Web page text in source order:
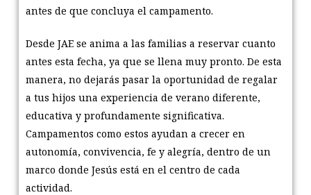
antes de que concluya el campamento.
Desde JAE se anima a las familias a reservar cuanto
antes esta fecha, ya que se llena muy pronto. De esta
manera, no dejarás pasar la oportunidad de regalar
a tus hijos una experiencia de verano diferente,
educativa y profundamente significativa.
Campamentos como estos ayudan a crecer en
autonomía, convivencia, fe y alegría, dentro de un
marco donde Jesús está en el centro de cada
actividad.